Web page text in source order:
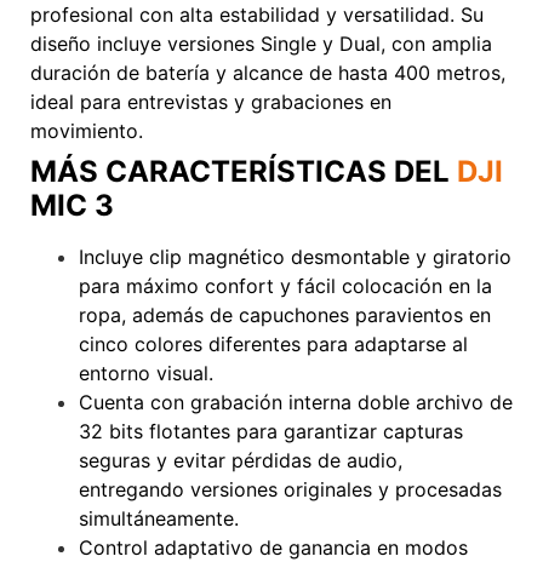
profesional con alta estabilidad y versatilidad. Su
diseño incluye versiones Single y Dual, con amplia
duración de batería y alcance de hasta 400 metros,
ideal para entrevistas y grabaciones en
movimiento.
MÁS CARACTERÍSTICAS DEL DJI
MIC 3
Incluye clip magnético desmontable y giratorio
para máximo confort y fácil colocación en la
ropa, además de capuchones paravientos en
cinco colores diferentes para adaptarse al
entorno visual.
Cuenta con grabación interna doble archivo de
32 bits flotantes para garantizar capturas
seguras y evitar pérdidas de audio,
entregando versiones originales y procesadas
simultáneamente.
Control adaptativo de ganancia en modos